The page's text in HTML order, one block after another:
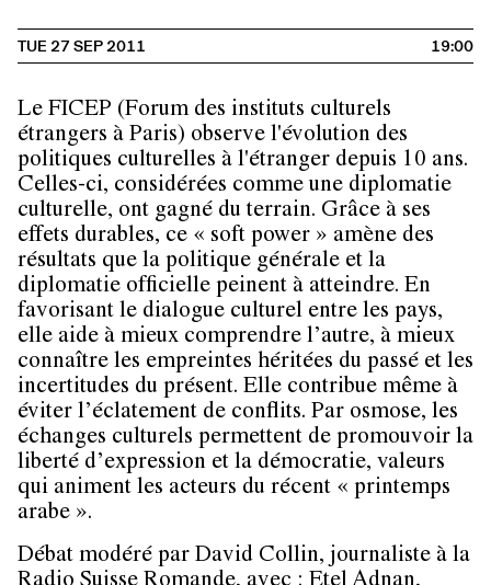
TUE 27 SEP 2011 19:00
Le FICEP (Forum des instituts culturels
étrangers à Paris) observe l'évolution des
politiques culturelles à l'étranger depuis 10 ans.
Celles-ci, considérées comme une diplomatie
culturelle, ont gagné du terrain. Grâce à ses
effets durables, ce « soft power » amène des
résultats que la politique générale et la
diplomatie officielle peinent à atteindre. En
favorisant le dialogue culturel entre les pays,
elle aide à mieux comprendre l’autre, à mieux
connaître les empreintes héritées du passé et les
incertitudes du présent. Elle contribue même à
éviter l’éclatement de conflits. Par osmose, les
échanges culturels permettent de promouvoir la
liberté d’expression et la démocratie, valeurs
qui animent les acteurs du récent « printemps
arabe ».
Débat modéré par David Collin, journaliste à la